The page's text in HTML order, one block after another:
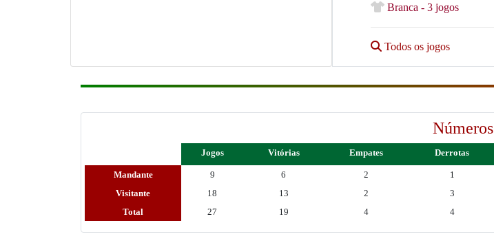
Branca - 3 jogos
Todos os jogos
Números
Jogos Vitórias Empates Derrotas
Mandante 9 6 2 1
Visitante
18 13 2 3
Total
27 19 4 4